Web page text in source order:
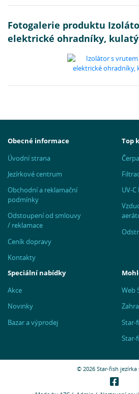
Fotogalerie produktu
elektrické ohradníky, kulatý
Obecné informace
Úvodní strana
Jezírkové centrum
Obchodní a reklamační
podmínky
Odstoupení od smlouvy
/ reklamace
Ceník dopravy
Kontakty
Top
UV-
Speciální nabídky
Akce
Novinky
Bazar a výprodej
Web
Star-
Star-
© 2026 Star-fish jezírka